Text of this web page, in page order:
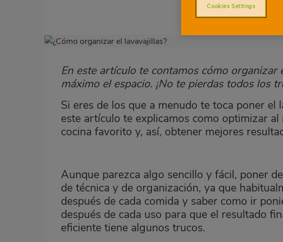
Imagen
Body
En este artículo te contamos cómo organizar
máximo el espacio. ¡No te pierdas todos los
Si eres de los que a menudo te toca poner el
este artículo te explicamos como optimizar
cocina favorito y, así, obtener mejores
Aunque parezca algo sencillo y fácil, poner
de técnica y de organización, ya que
después de cada comida y saber como ir
después de cada uso para que el resultado
eficiente tiene algunos trucos.
Cookies Settings